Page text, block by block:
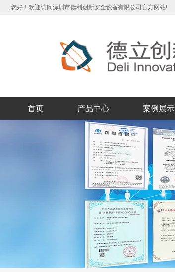
您好！欢迎访问深圳市德利创新安全设备有限公司官方网站!
首页 产品中心 案例展示